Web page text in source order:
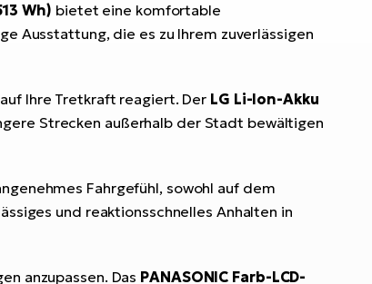
Wh) bietet eine komfortable
Ausstattung, die es zu Ihrem zuverlässigen
Ihre Tretkraft reagiert. Der LG Li-Ion-Akku
Strecken außerhalb der Stadt bewältigen
Fahrgefühl, sowohl auf dem
und reaktionsschnelles Anhalten in
anzupassen. Das PANASONIC Farb-LCD-